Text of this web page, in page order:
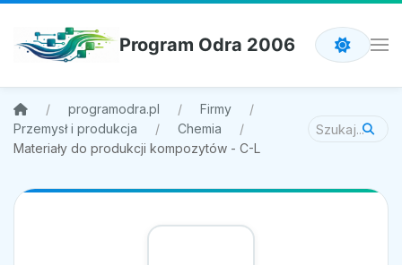
Program Odra 2006
programodra.pl
Firmy
Przemysł i produkcja
Chemia
Materiały do produkcji kompozytów - C-L